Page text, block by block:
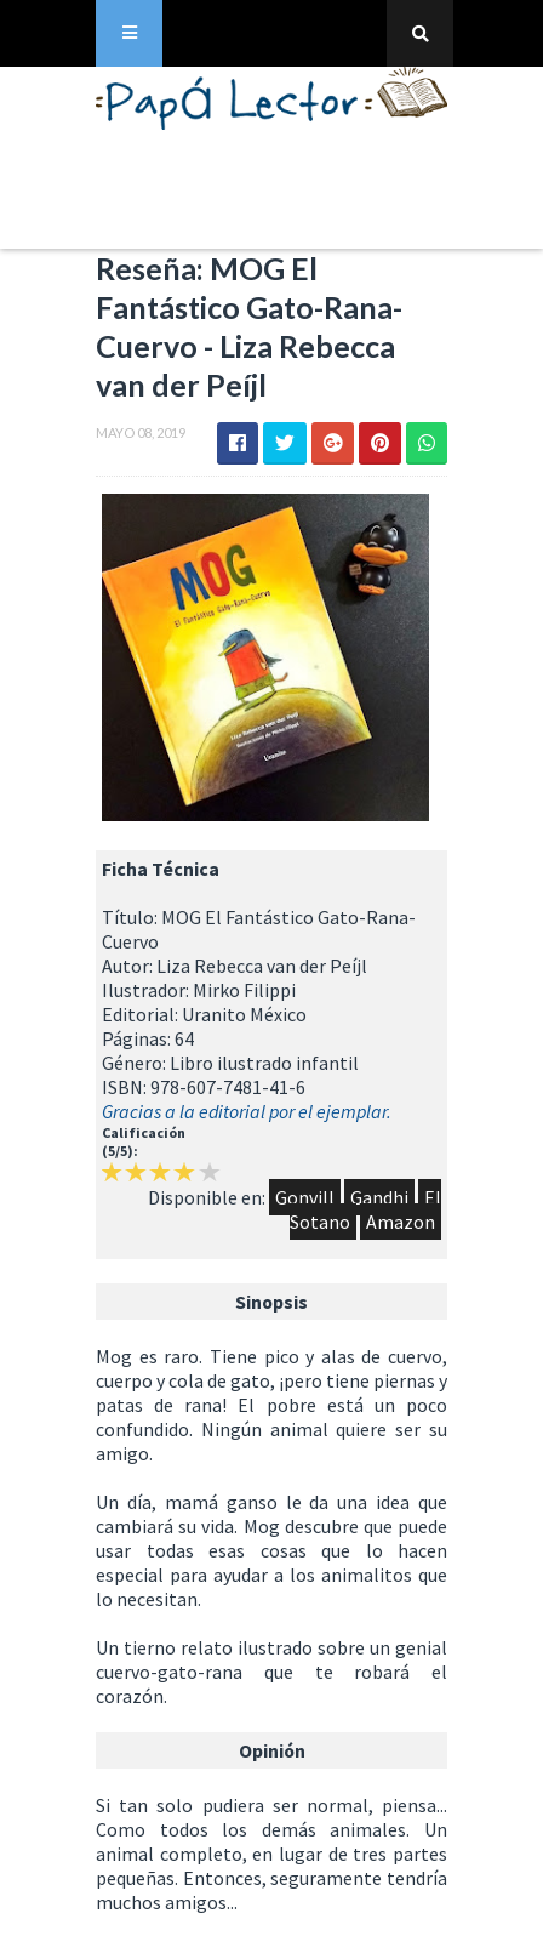
Reseña: MOG El
Fantástico Gato-Rana-
Cuervo - Liza Rebecca
van der Peíjl
MAYO 08, 2019
Ficha Técnica
Título: MOG El Fantástico Gato-Rana-
Cuervo
Autor: Liza Rebecca van der Peíjl
Ilustrador: Mirko Filippi
Editorial: Uranito México
Páginas: 64
Género: Libro ilustrado infantil
ISBN: 978-607-7481-41-6
Gracias a la editorial por el ejemplar.
Calificación
(5/5):
Disponible en: Gonvill Gandhi
El
Sotano
Amazon
Sinopsis
Mog es raro. Tiene pico y alas de cuervo,
cuerpo y cola de gato, ¡pero tiene piernas y
patas de rana! El pobre está un poco
confundido. Ningún animal quiere ser su
amigo.
Un día, mamá ganso le da una idea que
cambiará su vida. Mog descubre que puede
usar todas esas cosas que lo hacen
especial para ayudar a los animalitos que
lo necesitan.
Un tierno relato ilustrado sobre un genial
cuervo-gato-rana que te robará el
corazón.
Opinión
Si tan solo pudiera ser normal, piensa...
Como todos los demás animales. Un
animal completo, en lugar de tres partes
pequeñas. Entonces, seguramente tendría
muchos amigos...